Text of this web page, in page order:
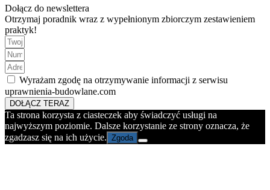
Dołącz do newslettera
Otrzymaj poradnik wraz z wypełnionym zbiorczym zestawieniem
praktyk!
Wyrażam zgodę na otrzymywanie informacji z serwisu
uprawnienia-budowlane.com
DOŁĄCZ TERAZ
Ta strona korzysta z ciasteczek aby świadczyć usługi na
najwyższym poziomie. Dalsze korzystanie ze strony oznacza, że
zgadzasz się na ich użycie. Zgoda